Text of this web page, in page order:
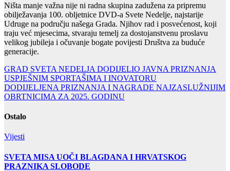
Ništa manje važna nije ni radna skupina zadužena za pripremu
obilježavanja 100. obljetnice DVD-a Svete Nedelje, najstarije
Udruge na području našega Grada. Njihov rad i posvećenost, koji
traju već mjesecima, stvaraju temelj za dostojanstvenu proslavu
velikog jubileja i očuvanje bogate povijesti Društva za buduće
generacije.
Navigacija
objava
GRAD SVETA NEDELJA DODIJELIO JAVNA PRIZNANJA
USPJEŠNIM SPORTAŠIMA I INOVATORU
DODIJELJENA PRIZNANJA I NAGRADE NAJZASLUŽNIJIM
OBRTNICIMA ZA 2025. GODINU
Ostalo
Vijesti
SVETA MISA UOČI BLAGDANA I HRVATSKOG
PRAZNIKA SLOBODE